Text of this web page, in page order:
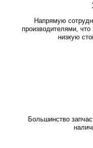
Напрямую
производителями,
низкую
Большинство